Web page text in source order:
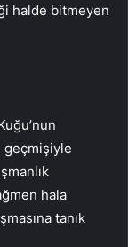
halde bitmeyen
geçmişiyle
hala
tanık